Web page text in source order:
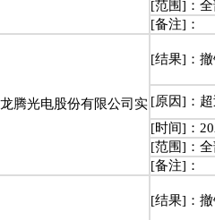
[范围]：
[备注]：
腾光电股份有限公司实
[结果]：
[原因]：
[时间]：
[范围]：
[备注]：
[结果]：